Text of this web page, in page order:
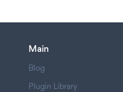
Main
Blog
Plugin Library